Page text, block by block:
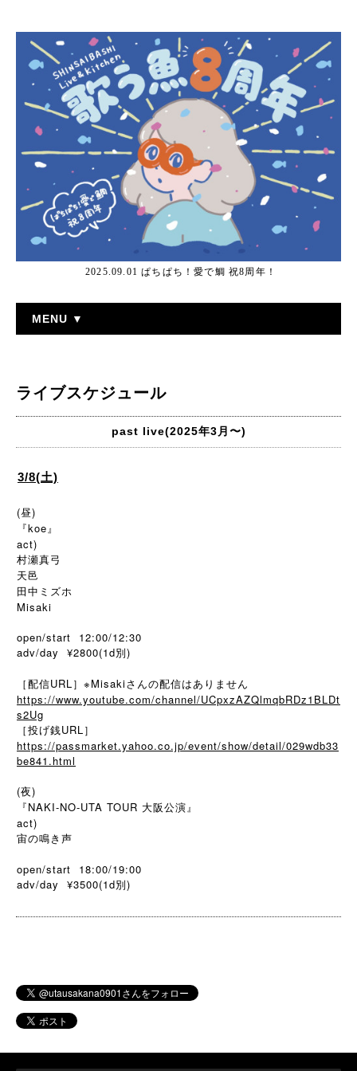
2025.09.01 ぱちぱち！愛で鯛 祝8周年！
MENU ▼
ライブスケジュール
past live(2025年3月〜)
3/8(土)
(昼)
『koe』
act)
村瀬真弓
天邑
田中ミズホ
Misaki
open/start 12:00/12:30
adv/day ¥2800(1d別)
［配信URL］※Misakiさんの配信はありません
https://www.youtube.com/channel/UCpxzAZQlmqbRDz1BLDt
s2Ug
［投げ銭URL］
https://passmarket.yahoo.co.jp/event/show/detail/029wdb33
be841.html
(夜)
『NAKI-NO-UTA TOUR 大阪公演』
act)
宙の鳴き声
open/start 18:00/19:00
adv/day ¥3500(1d別 )